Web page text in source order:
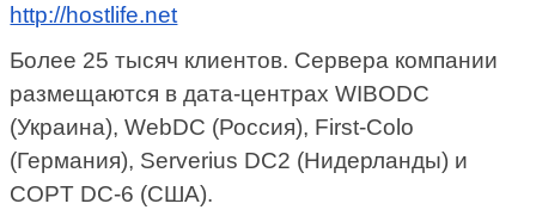
http://hostlife.net
Более 25 тысяч клиентов. Сервера компании
размещаются в дата-центрах WIBODC
(Украина), WebDC (Россия), First-Colo
(Германия), Serverius DC2 (Нидерланды) и
COPT DC-6 (США).